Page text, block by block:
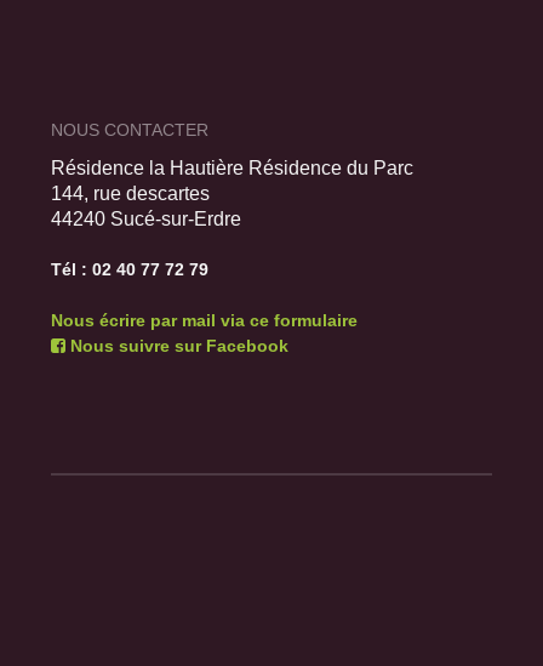
NOUS CONTACTER
Résidence la Hautière Résidence du Parc
144, rue descartes
44240 Sucé-sur-Erdre
Tél : 02 40 77 72 79
Nous écrire par mail via ce formulaire
Nous suivre sur Facebook